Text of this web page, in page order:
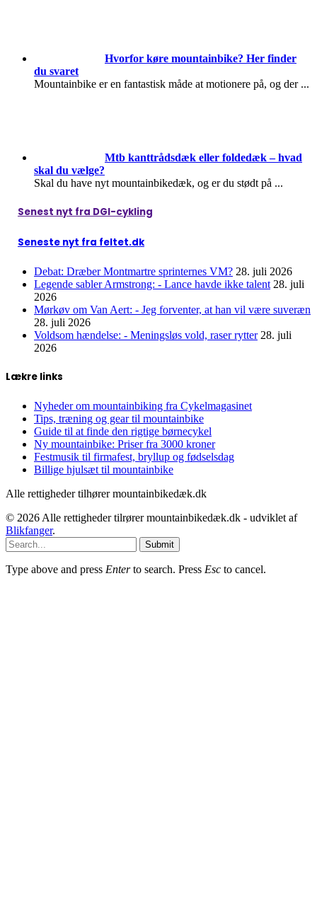
Hvorfor køre mountainbike? Her finder
du svaret
Mountainbike er en fantastisk måde at motionere på, og der ...
Mtb kanttrådsdæk eller foldedæk – hvad
skal du vælge?
Skal du have nyt mountainbikedæk, og er du stødt på ...
Senest nyt fra DGI-cykling
Seneste nyt fra feltet.dk
Debat: Dræber Montmartre sprinternes VM? 28. juli 2026
Legende sabler Armstrong: - Lance havde ikke talent 28. juli
2026
Mørkøv om Van Aert: - Jeg forventer, at han vil være suveræn
28. juli 2026
Voldsom hændelse: - Meningsløs vold, raser rytter 28. juli
2026
Lækre links
Nyheder om mountainbiking fra Cykelmagasinet
Tips, træning og gear til mountainbike
Guide til at finde den rigtige børnecykel
Ny mountainbike: Priser fra 3000 kroner
Festmusik til firmafest, bryllup og fødselsdag
Billige hjulsæt til mountainbike
Alle rettigheder tilhører mountainbikedæk.dk
© 2026 Alle rettigheder tilrører mountainbikedæk.dk - udviklet af
Blikfanger.
Submit
Type above and press Enterto search. Press Esc to cancel.